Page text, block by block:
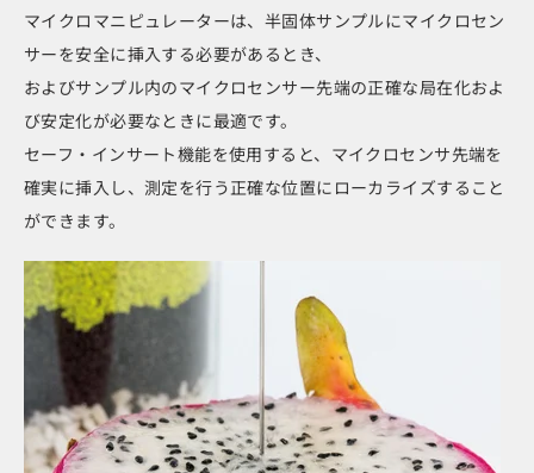
マイクロマニピュレーターは、半固体サンプルにマイクロセン
サーを安全に挿入する必要があるとき、
およびサンプル内のマイクロセンサー先端の正確な局在化およ
び安定化が必要なときに最適です。
セーフ・インサート機能を使用すると、マイクロセンサ先端を
確実に挿入し、測定を行う正確な位置にローカライズすること
ができます。